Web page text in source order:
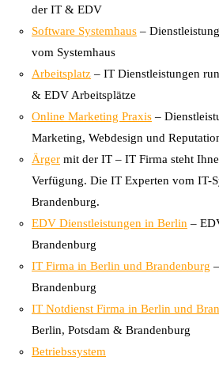
der IT & EDV
Software Systemhaus –
vom Systemhaus
Arbeitsplatz – IT Dienstleistungen
& EDV Arbeitsplätze
Online Marketing Praxis –
Marketing, Webdesign und
Ärger mit der IT – IT Firma steht
Verfügung. Die IT Experten vom IT-
Brandenburg.
EDV Dienstleistungen in Berlin –
Brandenburg
IT Firma in Berlin und Brandenburg
Brandenburg
IT Notdienst Firma in Berlin und
Berlin, Potsdam & Brandenburg
Betriebssystem